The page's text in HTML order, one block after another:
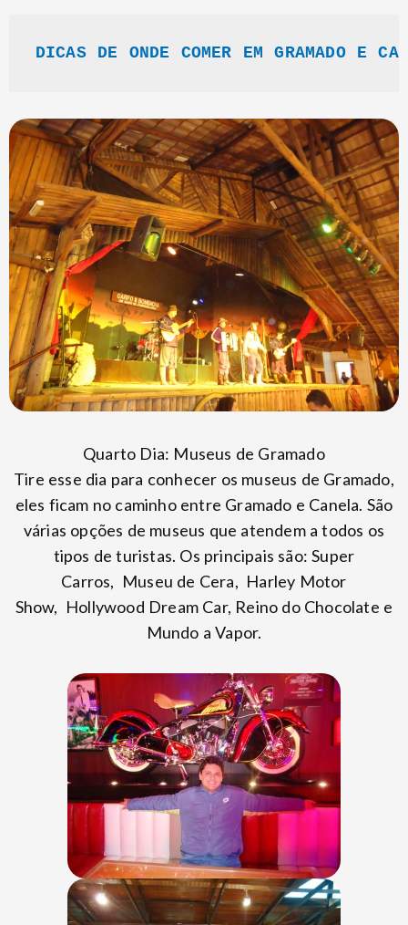
DICAS DE ONDE COMER EM GRAMADO E
Quarto Dia: Museus de Gramado
Tire esse dia para conhecer os museus de Gramado,
eles ficam no caminho entre Gramado e Canela. São
várias opções de museus que atendem a todos os
tipos de turistas. Os principais são: Super
Carros, Museu de Cera, Harley Motor
Show, Hollywood Dream Car, Reino do Chocolate e
Mundo a Vapor.